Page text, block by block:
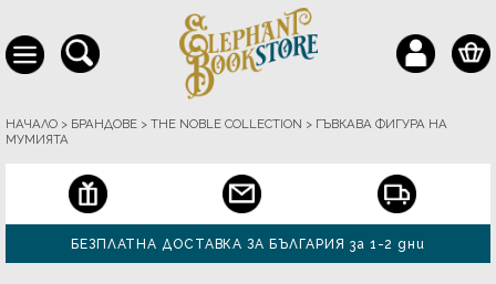
НАЧАЛО > БРАНДОВЕ > THE NOBLE COLLECTION > ГЪВКАВА ФИГУРА НА
МУМИЯТА
БЕЗПЛАТНА ДОСТАВКА ЗА БЪЛГАРИЯ за 1-2 дни